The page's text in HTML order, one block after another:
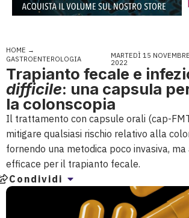
HOME →
GASTROENTEROLOGIA
MARTEDÌ 15 NOVEMBRE
2022
Trapianto fecale e
difficile: una capsula
la colonscopia
Il trattamento con capsule orali (cap-
mitigare qualsiasi rischio relativo alla
fornendo una metodica poco invasiva,
efficace per il trapianto fecale.
Condividi